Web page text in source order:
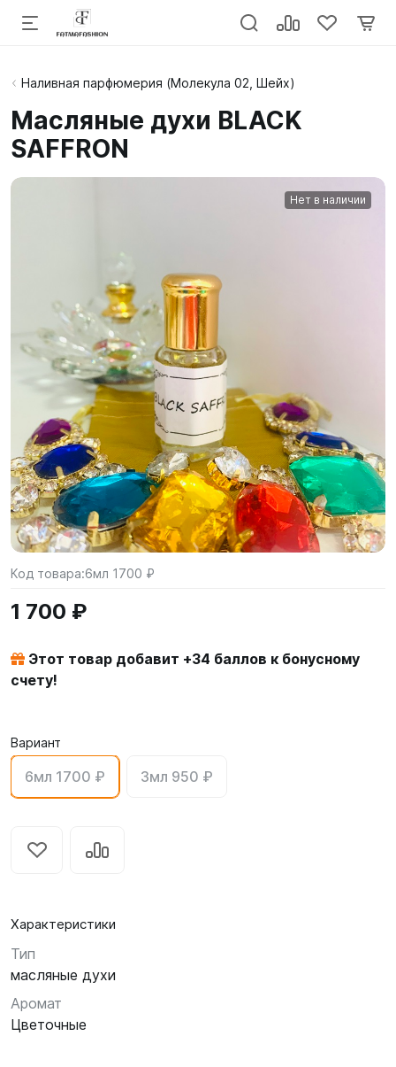
Наливная парфюмерия (Молекула 02, Шейх)
Масляные духи BLACK
SAFFRON
Нет в наличии
Код товара:6мл 1700 ₽
1 700 ₽
Этот товар добавит +34 баллов к бонусному
счету!
Вариант
6мл 1700 ₽ 3мл 950 ₽
Характеристики
Тип
масляные духи
Аромат
Цветочные